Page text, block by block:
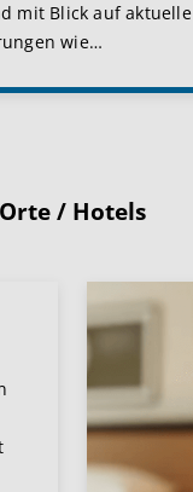
mit Blick auf aktuelle
wie…
Orte / Hotels